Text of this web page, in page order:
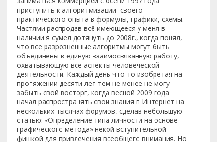
приступить к алгоритмизации своего
практического опыта в формулы, графики, схемы.
Частями распродав всё имеющееся у меня в
наличии я сумел дотянуть до 2008г., когда понял,
что все разрозненные алгоритмы могут быть
объединены в единую взаимосвязанную работу,
охватывающую все аспекты человеческой
деятельности. Каждый день что-то изобретая на
протяжении десяти лет тем не менее не могу
забыть свой восторг, когда весной 2009 года
начал распространять свои знания в Интернет на
нескольких тысячах форумов, сделав небольшую
статью: «Определение типа личности на основе
графического метода» некой вступительной
фишкой для привлечения всеобщего внимания. Но